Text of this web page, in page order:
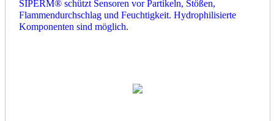
SIPERM® schützt Sensoren vor Partikeln, Stößen,
Flammendurchschlag und Feuchtigkeit. Hydrophilisierte
Komponenten sind möglich.